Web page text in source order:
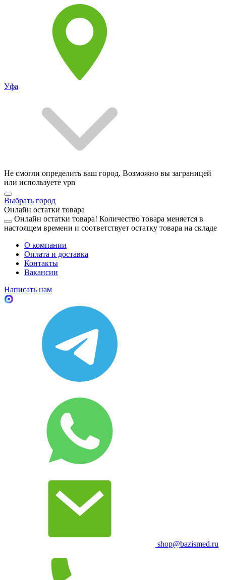
Уфа
Не смогли определить ваш город. Возможно вы заграницей
или используете vpn
Выбрать город
Онлайн остатки товара
Онлайн остатки товара! Количество товара меняется в
настоящем времени и соответствует остатку товара на складе
О компании
Оплата и доставка
Контакты
Вакансии
Написать нам
shop@bazismed.ru